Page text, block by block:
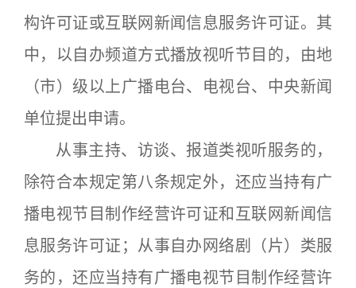
构许可证或互联网新闻信息服务许可证。其
中，以自办频道方式播放视听节目的，由地
（市）级以上广播电台、电视台、中央新闻
单位提出申请。
从事主持、访谈、报道类视听服务的，
除符合本规定第八条规定外，还应当持有广
播电视节目制作经营许可证和互联网新闻信
息服务许可证；从事自办网络剧（片）类服
务的，还应当持有广播电视节目制作经营许